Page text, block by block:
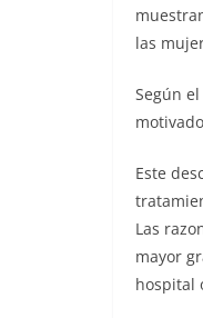
las
Según
Este
Las
mayor
hospital